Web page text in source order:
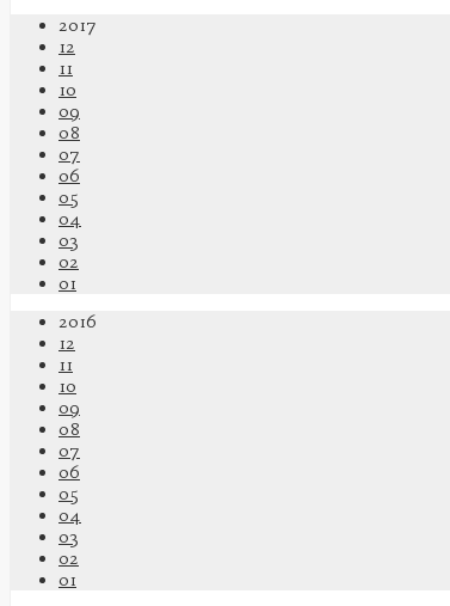
2017
12
11
10
09
08
07
06
05
04
03
02
01
2016
12
11
10
09
08
07
06
05
04
03
02
01